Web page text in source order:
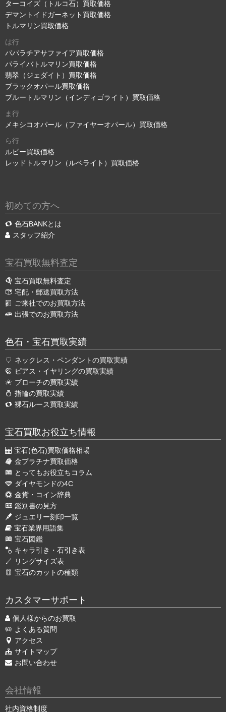
ターコイズ（トルコ石）買取価格
デマントイドガーネット買取価格
トルマリン買取価格
は行
パパラチアサファイア買取価格
パライバトルマリン買取価格
翡翠（ジェダイト）買取価格
ブラックオパール買取価格
ブルートルマリン（インディゴライト）買取価格
ま行
メキシコオパール（ファイヤーオパール）買取価格
ら行
ルビー買取価格
レッドトルマリン（ルベライト）買取価格
初めての方へ
色石BANKとは
スタッフ紹介
宝石買取無料査定
宝石買取無料査定
宅配・郵送買取方法
ご来社でのお買取方法
出張でのお買取方法
色石・宝石買取実績
ネックレス・ペンダントの買取実績
ピアス・イヤリングの買取実績
ブローチの買取実績
指輪の買取実績
裸石ルース買取実績
宝石買取お役立ち情報
宝石(色石)買取価格相場
金プラチナ買取価格
とってもお役立ちコラム
ダイヤモンドの4C
金貨・コイン辞典
鑑別書の見方
ジュエリー刻印一覧
宝石業界用語集
宝石図鑑
キャラ引き・石引き表
リングサイズ表
宝石のカットの種類
カスタマーサポート
個人様からのお買取
よくある質問
アクセス
サイトマップ
お問い合わせ
会社情報
社内資格制度